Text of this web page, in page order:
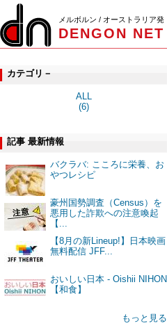
メルボルン / オーストラリア発
DENGON NET
カテゴリ－
ALL
(6)
記事 最新情報
バクラバ: こころに栄養、お
やつレシピ
豪州国勢調査（Census）を
悪用した詐欺への注意喚起
【...
【8月の新Lineup!】日本映画
無料配信 JFF...
おいしい日本 - Oishii NIHON
【和食】
もっと見る